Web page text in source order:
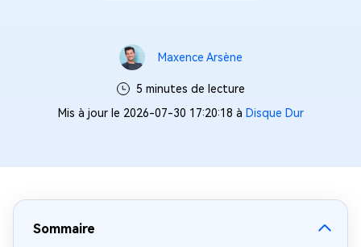
Maxence Arsène
5 minutes de lecture
Mis à jour le 2026-07-30 17:20:18 à Disque Dur
Sommaire